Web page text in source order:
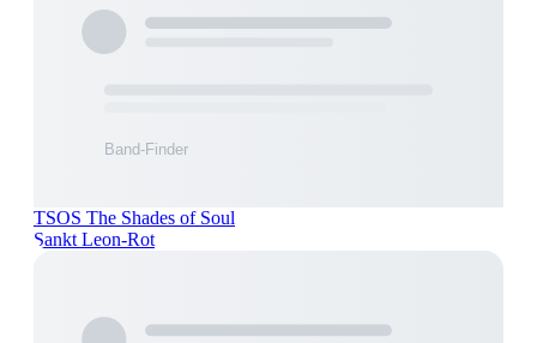
TSOS The Shades of Soul
Sankt Leon-Rot